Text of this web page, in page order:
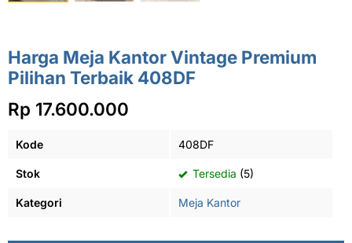
Harga Meja Kantor Vintage Premium
Pilihan Terbaik 408DF
Rp 17.600.000
Kode 408DF
Stok Tersedia (5)
Kategori Meja Kantor